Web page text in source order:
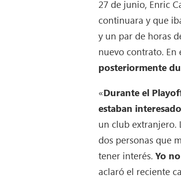
27 de junio, Enric
continuara y que
y un par de horas
nuevo contrato.
posteriormente
«Durante el
estaban
un club extranjero.
dos personas que
tener interés.Yo
aclaró el reciente